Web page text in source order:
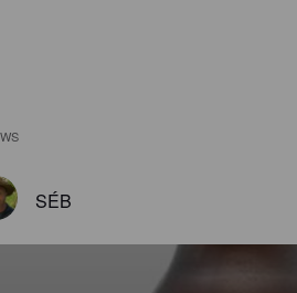
SÉB